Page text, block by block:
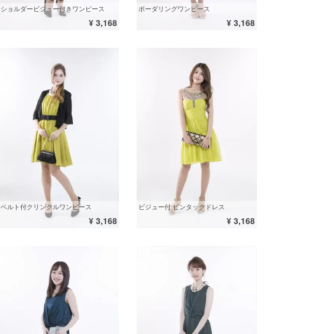
ショルダービジュー付きワンピース
¥ 3,168
ボーダリングワンピース
¥ 3,168
ベルト付クリンクルワンピース
¥ 3,168
ビジュー付 ピンタックドレス
¥ 3,168